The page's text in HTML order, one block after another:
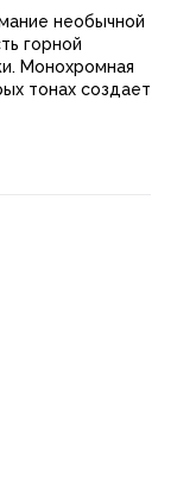
необычной
горной
Монохромная
тонах создает
серыми и
не наскучит
так и в
и